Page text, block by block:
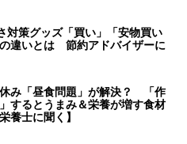
対策グッズ「買い」「安物買い
違いとは 節約アドバイザーに
み「昼食問題」が解決？ 「作
するとうまみ＆栄養が増す食材
養士に聞く】